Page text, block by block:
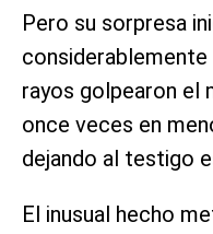
Pero su sorpresa
rayos golpearon el
once veces en
dejando al testigo
El inusual hecho